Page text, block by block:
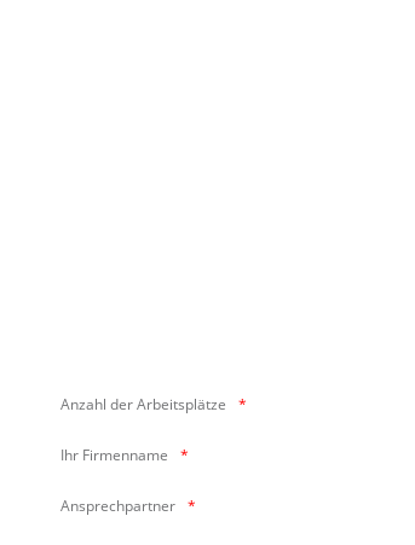
Anzahl der Arbeitsplätze
Ihr Firmenname
Ansprechpartner